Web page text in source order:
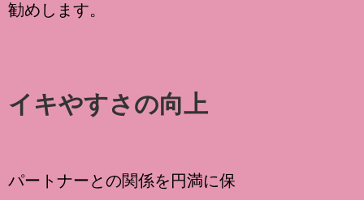
勧めします。
イキやすさの向上
パートナーとの関係を円満に保